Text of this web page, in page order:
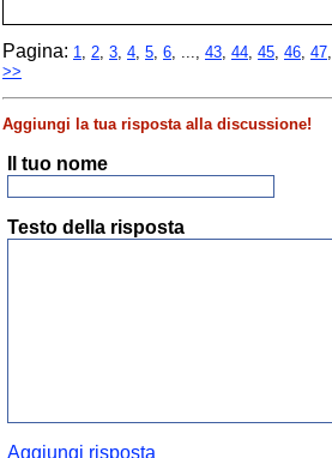
Pagina: 1, 2, 3, 4, 5, 6, ..., 43, 44, 45, 46, 47,
>>
Aggiungi la tua risposta alla discussione!
Il tuo nome
Testo della risposta
Aggiungi risposta